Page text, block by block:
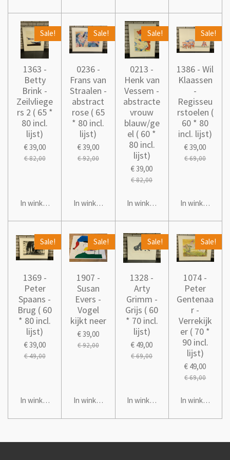
Sale!
1363 -
Betty
Brink -
Zeilvliege
rs 2 ( 65 *
80 incl.
lijst)
€ 39,00
€ 82,00
In winkelwagen
Sale!
0236 -
Frans van
Straalen -
abstract
rose ( 65
* 80 incl.
lijst)
€ 39,00
€ 92,00
In winkelwagen
Sale!
0213 -
Henk van
Vessem -
abstracte
vrouw
blauw/ge
el ( 60 *
80 incl.
lijst)
€ 39,00
€ 82,00
In winkelwagen
Sale!
1386 - Wil
Klaassen
-
Regisseu
rstoelen (
60 * 80
incl. lijst)
€ 39,00
€ 69,00
In winkelwagen
Sale!
1369 -
Peter
Spaans -
Brug ( 60
* 80 incl.
lijst)
€ 39,00
€ 49,00
In winkelwagen
Sale!
1907 -
Susan
Evers -
Vogel
kijkt neer
€ 39,00
€ 92,00
In winkelwagen
Sale!
1328 -
Arty
Grimm -
Grijs ( 60
* 70 incl.
lijst)
€ 49,00
€ 69,00
In winkelwagen
Sale!
1074 -
Peter
Gentenaa
r -
Verrekijk
er ( 70 *
90 incl.
lijst)
€ 49,00
€ 69,00
In winkelwagen